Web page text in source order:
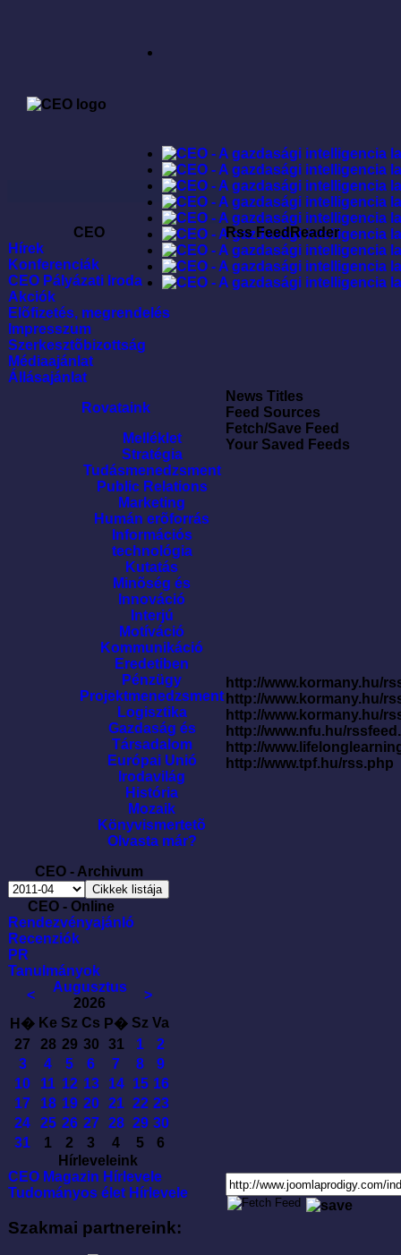
CEO
Hírek
Konferenciák
CEO Pályázati Iroda
Akciók
Elõfizetés, megrendelés
Impresszum
Szerkesztõbizottság
Médiaajánlat
Állásajánlat
Rovataink
Melléklet
Stratégia
Tudásmenedzsment
Public Relations
Marketing
Humán erõforrás
Információs
technológia
Kutatás
Minõség és
Innováció
Interjú
Motíváció
Kommunikáció
Eredetiben
Pénzügy
Projektmenedzsment
Logisztika
Gazdaság és
Társadalom
Európai Unió
Irodavilág
História
Mozaik
Könyvismertetõ
Olvasta már?
CEO - Archivum
CEO - Online
Rendezvényajánló
Recenziók
PR
Tanulmányok
<
Augusztus
2026
>
H� Ke Sz Cs P� Sz Va
27
28 29 30 31 1
2
3
4 5 6 7 8
9
10
11 12 13 14 15 16
17
18 19 20 21 22 23
24
25 26 27 28 29 30
31
1 2 3 4 5
6
Hírleveleink
CEO Magazin Hírlevele
Tudományos élet Hírlevele
Szakmai partnereink:
Rss FeedReader
News Titles
Feed Sources
Fetch/Save Feed
Your Saved Feeds
http://www.kormany.hu/
http://www.kormany.hu/
http://www.kormany.hu/
http://www.nfu.hu/
http://
http://www.tpf.hu/rss.php